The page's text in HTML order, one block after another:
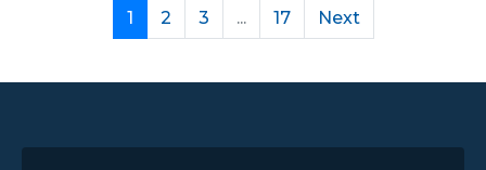
1 2 3 ... 17 Next